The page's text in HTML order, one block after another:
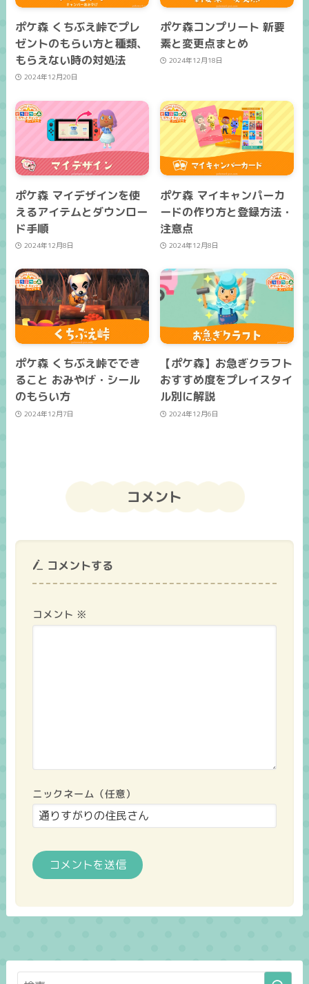
ポケ森 くちぶえ峠でプレ
ゼントのもらい方と種類、
もらえない時の対処法
2024年12月20日
ポケ森コンプリート 新要
素と変更点まとめ
2024年12月18日
ポケ森 マイデザインを使
えるアイテムとダウンロー
ド手順
2024年12月8日
ポケ森 マイキャンパーカ
ードの作り方と登録方法・
注意点
2024年12月8日
ポケ森 くちぶえ峠ででき
ること おみやげ・シール
のもらい方
2024年12月7日
【ポケ森】お急ぎクラフト
おすすめ度をプレイスタイ
ル別に解説
2024年12月6日
コメント
コメントする
コメント ※
ニックネーム（任意）